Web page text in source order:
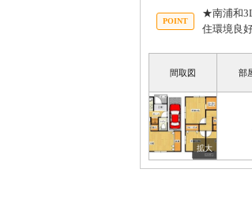
★南浦和
住環境良
間取図 部